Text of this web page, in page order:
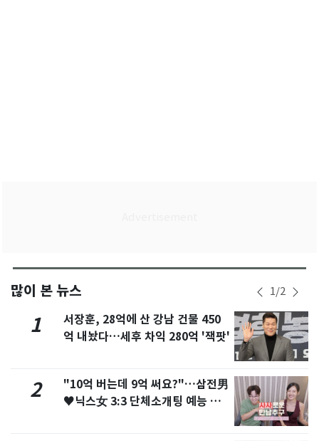
많이 본 뉴스 1/2
1
서장훈, 28억에 산 강남 건물 450
억 내놨다…세후 차익 280억 '잭팟'
2
"10억 버는데 9억 써요?"…삼전男
♥닉스女 3:3 단체소개팅 예능 화